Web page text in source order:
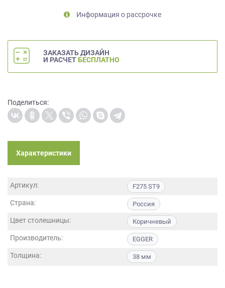
Информация о рассрочке
ЗАКАЗАТЬ ДИЗАЙН
И РАСЧЕТ БЕСПЛАТНО
Поделиться:
Характеристики
Артикул: F275 ST9
Страна: Россия
Цвет столешницы: Коричневый
Производитель: EGGER
Толщина: 38 мм
данных,
также
Согласие
персональных
данных
метрическими
порядке
условиях
обработки
персональных